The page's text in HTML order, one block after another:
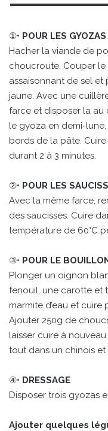
①• POUR LES GYOZAS
Hacher la viande de
choucroute. Couper
assaisonnant de sel et
jaune. Avec une
farce et disposer la au
le gyoza en demi-
bords de la pâte.
durant 2 à 3 minutes.
②• POUR LES
Avec la même farce,
des saucisses. Cuire
température de 60°C
③• POUR LE
Plonger un oignon
fenouil, une carotte et
marmite d’eau et
Ajouter 250g de
laisser cuire à
tout dans un chinois
④• DRESSAGE
Disposer trois gyozas
Ajouter quelques